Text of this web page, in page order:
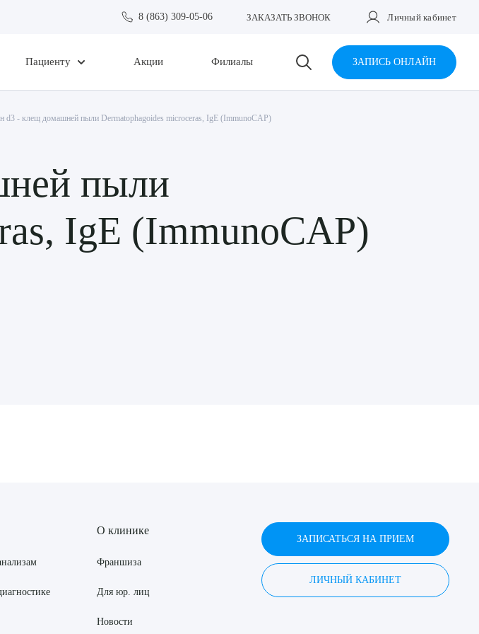
8 (863) 309-05-06 ЗАКАЗАТЬ ЗВОНОК Личный кабинет
Пациенту Акции Филиалы ЗАПИСЬ ОНЛАЙН
d3 - клещ домашней пыли Dermatophagoides microceras, IgE (ImmunoCAP)
пыли
IgE (ImmunoCAP)
О клинике
Франшиза
Для юр. лиц
Новости
ЗАПИСАТЬСЯ НА ПРИЕМ
ЛИЧНЫЙ КАБИНЕТ